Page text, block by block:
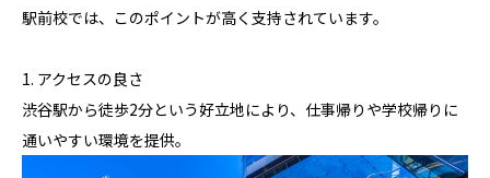
駅前校では、このポイントが高く支持されています。
1. アクセスの良さ
渋谷駅から徒歩2分という好立地により、仕事帰りや学校帰りに
通いやすい環境を提供。